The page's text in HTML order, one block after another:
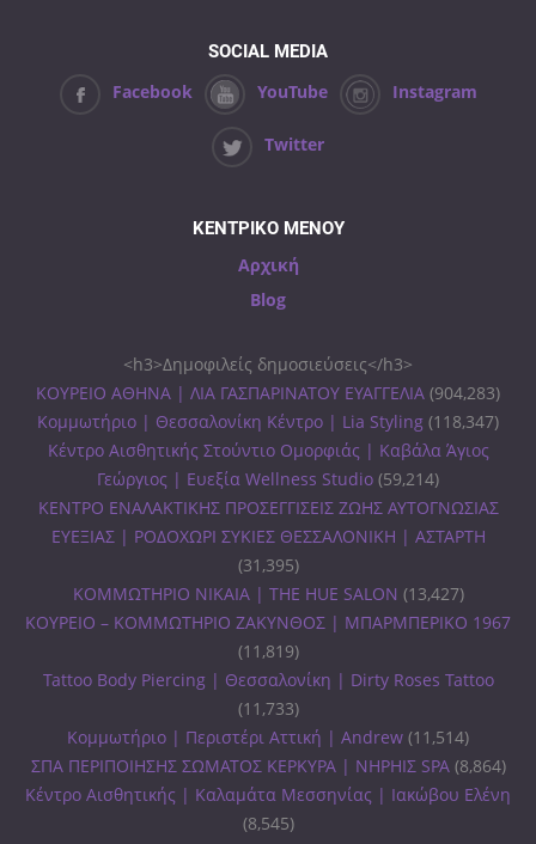
SOCIAL MEDIA
Facebook YouTube Instagram
Twitter
ΚΕΝΤΡΙΚΟ ΜΕΝΟΥ
Αρχική
Blog
<h3>Δημοφιλείς δημοσιεύσεις</h3>
ΚΟΥΡΕΙΟ ΑΘΗΝΑ | ΛΙΑ ΓΑΣΠΑΡΙΝΑΤΟΥ ΕΥΑΓΓΕΛΙΑ (904,283)
Κομμωτήριο | Θεσσαλονίκη Κέντρο | Lia Styling (118,347)
Κέντρο Αισθητικής Στούντιο Ομορφιάς | Καβάλα Άγιος
Γεώργιος | Ευεξία Wellness Studio (59,214)
ΚΕΝΤΡΟ ΕΝΑΛΑΚΤΙΚΗΣ ΠΡΟΣΕΓΓΙΣΕΙΣ ΖΩΗΣ ΑΥΤΟΓΝΩΣΙΑΣ
ΕΥΕΞΙΑΣ | ΡΟΔΟΧΩΡΙ ΣΥΚΙΕΣ ΘΕΣΣΑΛΟΝΙΚΗ | ΑΣΤΑΡΤΗ
(31,395)
ΚΟΜΜΩΤΗΡΙΟ ΝΙΚΑΙΑ | THE HUE SALON (13,427)
ΚΟΥΡΕΙΟ – ΚΟΜΜΩΤΗΡΙΟ ΖΑΚΥΝΘΟΣ | ΜΠΑΡΜΠΕΡΙΚΟ 1967
(11,819)
Tattoo Body Piercing | Θεσσαλονίκη | Dirty Roses Tattoo
(11,733)
Κομμωτήριο | Περιστέρι Αττική | Andrew (11,514)
ΣΠΑ ΠΕΡΙΠΟΙΗΣΗΣ ΣΩΜΑΤΟΣ ΚΕΡΚΥΡΑ | ΝΗΡΗΙΣ SPA (8,864)
Κέντρο Αισθητικής | Καλαμάτα Μεσσηνίας | Ιακώβου Ελένη
(8,545)